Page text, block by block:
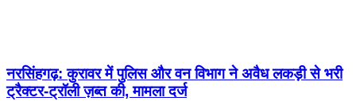
नरसिंहगढ़: कुरावर में पुलिस और वन विभाग ने अवैध लकड़ी से भरी
ट्रैक्टर-ट्रॉली ज़ब्त की, मामला दर्ज